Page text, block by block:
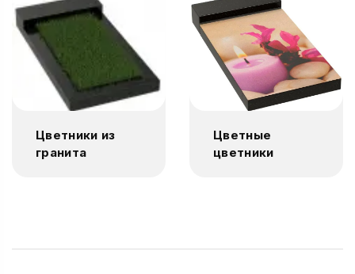
Цветники из
гранита
Цветные
цветники